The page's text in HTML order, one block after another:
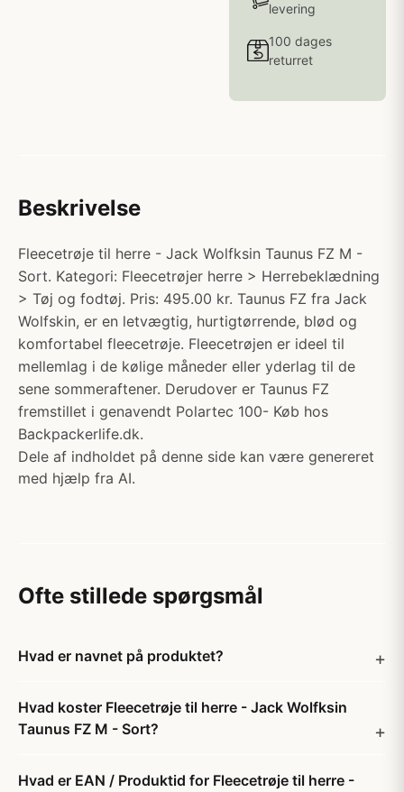
levering
100 dages
returret
Beskrivelse
Fleecetrøje til herre - Jack Wolfksin Taunus FZ M -
Sort. Kategori: Fleecetrøjer herre > Herrebeklædning
> Tøj og fodtøj. Pris: 495.00 kr. Taunus FZ fra Jack
Wolfskin, er en letvægtig, hurtigtørrende, blød og
komfortabel fleecetrøje. Fleecetrøjen er ideel til
mellemlag i de kølige måneder eller yderlag til de
sene sommeraftener. Derudover er Taunus FZ
fremstillet i genavendt Polartec 100- Køb hos
Backpackerlife.dk.
Dele af indholdet på denne side kan være genereret
med hjælp fra AI.
Ofte stillede spørgsmål
Hvad er navnet på produktet?
Hvad koster Fleecetrøje til herre - Jack Wolfksin
Taunus FZ M - Sort?
Hvad er EAN / Produktid for Fleecetrøje til herre -